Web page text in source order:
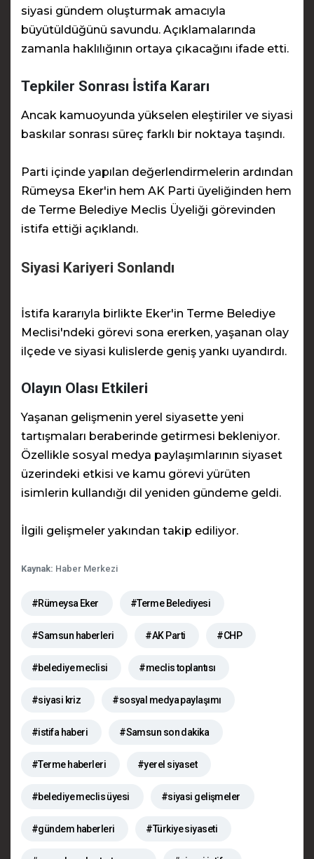
siyasi gündem oluşturmak amacıyla
büyütüldüğünü savundu. Açıklamalarında
zamanla haklılığının ortaya çıkacağını ifade etti.
Tepkiler Sonrası İstifa Kararı
Ancak kamuoyunda yükselen eleştiriler ve siyasi
baskılar sonrası süreç farklı bir noktaya taşındı.
Parti içinde yapılan değerlendirmelerin ardından
Rümeysa Eker'in hem AK Parti üyeliğinden hem
de Terme Belediye Meclis Üyeliği görevinden
istifa ettiği açıklandı.
Siyasi Kariyeri Sonlandı
İstifa kararıyla birlikte Eker'in Terme Belediye
Meclisi'ndeki görevi sona ererken, yaşanan olay
ilçede ve siyasi kulislerde geniş yankı uyandırdı.
Olayın Olası Etkileri
Yaşanan gelişmenin yerel siyasette yeni
tartışmaları beraberinde getirmesi bekleniyor.
Özellikle sosyal medya paylaşımlarının siyaset
üzerindeki etkisi ve kamu görevi yürüten
isimlerin kullandığı dil yeniden gündeme geldi.
İlgili gelişmeler yakından takip ediliyor.
Kaynak: Haber Merkezi
#Rümeysa Eker #Terme Belediyesi
#Samsun haberleri #AK Parti #CHP
#belediye meclisi #meclis toplantısı
#siyasi kriz #sosyal medya paylaşımı
#istifa haberi #Samsun son dakika
#Terme haberleri #yerel siyaset
#belediye meclis üyesi #siyasi gelişmeler
#gündem haberleri #Türkiye siyaseti